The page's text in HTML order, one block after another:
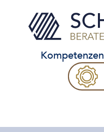
Kompetenzen
Prozesse
Technik
Organisation
IT-Systeme